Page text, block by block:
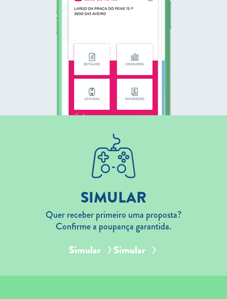
SIMULAR
Quer receber primeiro uma proposta?
Confirme a poupança garantida.
Simular Simular